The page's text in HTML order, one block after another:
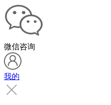
微信咨询
我的